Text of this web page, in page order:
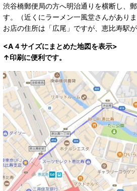
渋谷橋郵便局の方へ明治通りを横断し、
す。（近くにラーメン一風堂さんがありま
お店の住所は「広尾」ですが、恵比寿駅が
<A４サイズにまとめた地図を表示>
↑印刷に便利です。